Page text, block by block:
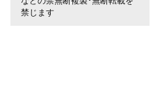
禁じます